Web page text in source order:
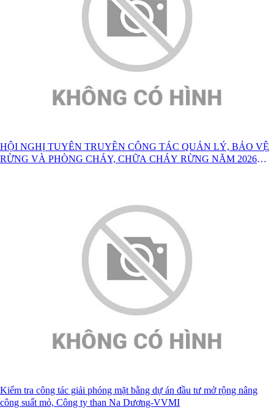
HỘI NGHỊ TUYÊN TRUYỀN CÔNG TÁC QUẢN LÝ, BẢO VỆ
RỪNG VÀ PHÒNG CHÁY, CHỮA CHÁY RỪNG NĂM 2026
Kiểm tra công tác giải phóng mặt bằng dự án đầu tư mở rộng nâng
công suất mỏ, Công ty than Na Dương-VVMI